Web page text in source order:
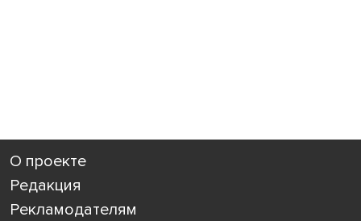
О проекте
Редакция
Рекламодателям